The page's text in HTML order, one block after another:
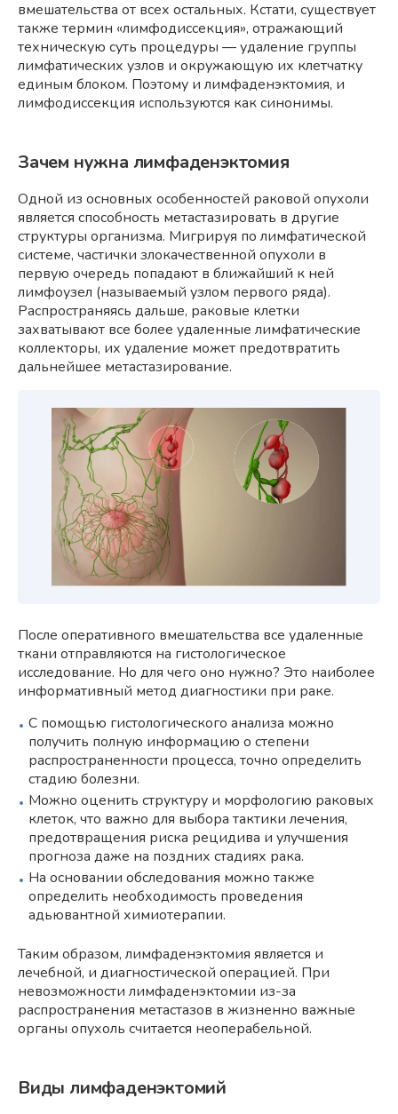
вмешательства от всех остальных. Кстати, существует
также термин «лимфодиссекция», отражающий
техническую суть процедуры — удаление группы
лимфатических узлов и окружающую их клетчатку
единым блоком. Поэтому и лимфаденэктомия, и
лимфодиссекция используются как синонимы.
Зачем нужна лимфаденэктомия
Одной из основных особенностей раковой опухоли
является способность метастазировать в другие
структуры организма. Мигрируя по лимфатической
системе, частички злокачественной опухоли в
первую очередь попадают в ближайший к ней
лимфоузел (называемый узлом первого ряда).
Распространяясь дальше, раковые клетки
захватывают все более удаленные лимфатические
коллекторы, их удаление может предотвратить
дальнейшее метастазирование.
После оперативного вмешательства все удаленные
ткани отправляются на гистологическое
исследование. Но для чего оно нужно? Это наиболее
информативный метод диагностики при раке.
С помощью гистологического анализа можно
получить полную информацию о степени
распространенности процесса, точно определить
стадию болезни.
Можно оценить структуру и морфологию раковых
клеток, что важно для выбора тактики лечения,
предотвращения риска рецидива и улучшения
прогноза даже на поздних стадиях рака.
На основании обследования можно также
определить необходимость проведения
адьювантной химиотерапии.
Таким образом, лимфаденэктомия является и
лечебной, и диагностической операцией. При
невозможности лимфаденэктомии из-за
распространения метастазов в жизненно важные
органы опухоль считается неоперабельной.
Виды лимфаденэктомий